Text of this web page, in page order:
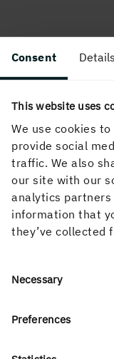
Consent Details
This website uses
We use cookies
provide social
traffic. We also
our site with our
analytics
information that
they’ve collected
Consent
Necessary
Preferences
Om
Följ oss i